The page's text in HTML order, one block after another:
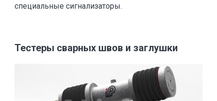
специальные сигнализаторы.
Тестеры сварных швов и заглушки